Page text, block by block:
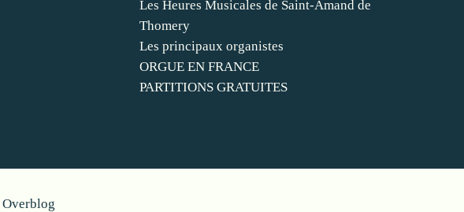
Les Heures Musicales de Saint-Amand de
Thomery
Les principaux organistes
ORGUE EN FRANCE
PARTITIONS GRATUITES
Overblog